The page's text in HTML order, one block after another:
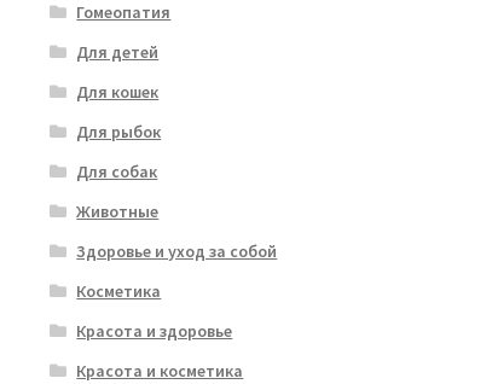
Гомеопатия
Для детей
Для кошек
Для рыбок
Для собак
Животные
Здоровье и уход за собой
Косметика
Красота и здоровье
Красота и косметика